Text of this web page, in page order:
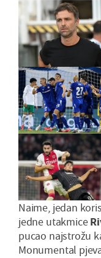
Naime, jedan
jedne utakmice
pucao najstrožu
Monumental